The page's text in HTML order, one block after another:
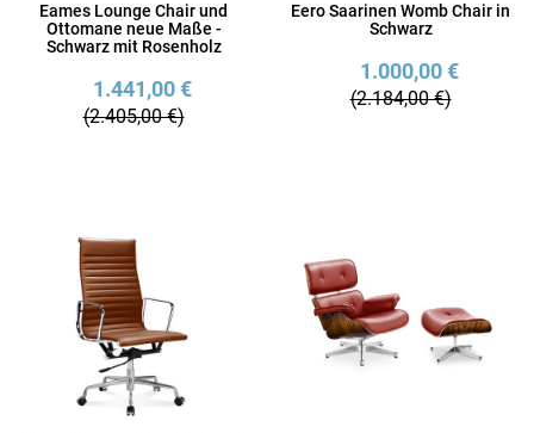
Eames Lounge Chair und
Ottomane neue Maße -
Schwarz mit Rosenholz
1.441,00 €
(2.405,00 €)
Eero Saarinen Womb Chair in
Schwarz
1.000,00 €
(2.184,00 €)